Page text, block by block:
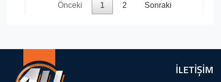
Önceki 1 2 Sonraki
İLETİŞİM